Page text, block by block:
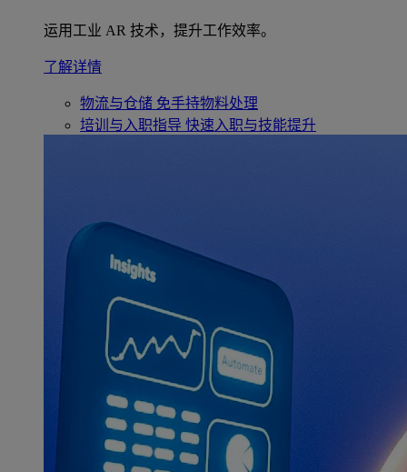
运用工业 AR 技术，提升工作效率。
了解详情
物流与仓储 免手持物料处理
培训与入职指导 快速入职与技能提升